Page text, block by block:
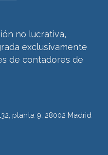
no lucrativa,
exclusivamente
de contadores de
planta 9, 28002 Madrid